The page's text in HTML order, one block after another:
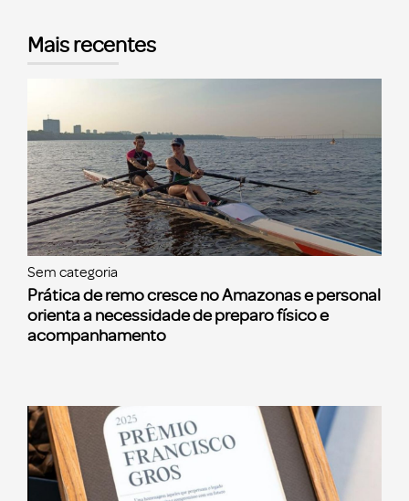
Mais recentes
Sem categoria
Prática de remo cresce no Amazonas e personal
orienta a necessidade de preparo físico e
acompanhamento